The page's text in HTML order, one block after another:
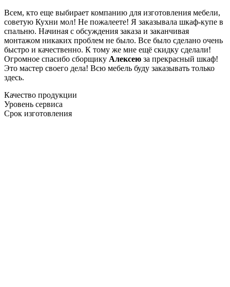
Всем, кто еще выбирает компанию для изготовления мебели,
советую Кухни мол! Не пожалеете! Я заказывала шкаф-купе в
спальню. Начиная с обсуждения заказа и заканчивая
монтажом никаких проблем не было. Все было сделано очень
быстро и качественно. К тому же мне ещё скидку сделали!
Огромное спасибо сборщику Алексею за прекрасный шкаф!
Это мастер своего дела! Всю мебель буду заказывать только
здесь.
Качество продукции
Уровень сервиса
Срок изготовления